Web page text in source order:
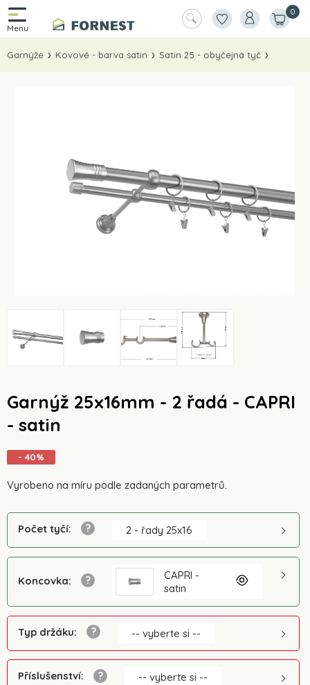
0
Garnýže Kovové - barva satin Satin 25 - obyčejná tyč
Garnýž 25x16mm - 2 řadá - CAPRI
- satin
- 40%
Vyrobeno na míru podle zadaných parametrů.
Počet tyčí: 2 - řady 25x16
Koncovka:
CAPRI -
satin
Typ držáku: -- vyberte si --
Příslušenství: -- vyberte si --